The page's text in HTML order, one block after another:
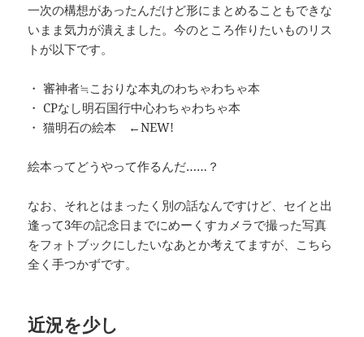
一次の構想があったんだけど形にまとめることもできな
いまま気力が潰えました。今のところ作りたいものリス
トが以下です。
・ 審神者≒こおりな本丸のわちゃわちゃ本
・ CPなし明石国行中心わちゃわちゃ本
・ 猫明石の絵本 ←NEW!
絵本ってどうやって作るんだ……？
なお、それとはまったく別の話なんですけど、セイと出
逢って3年の記念日までにめーくすカメラで撮った写真
をフォトブックにしたいなあとか考えてますが、こちら
全く手つかずです。
近況を少し